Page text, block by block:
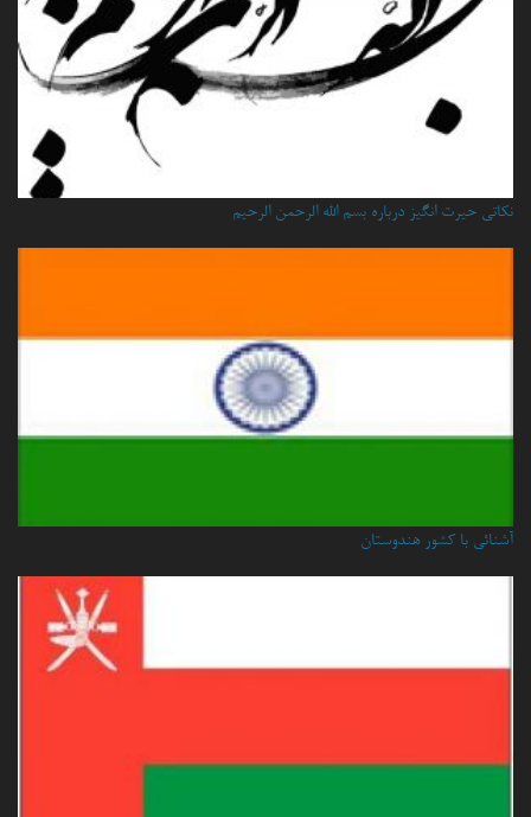
نكاتي حيرت انگيز درباره بسم الله الرحمن الرحيم
آشنائی با کشور هندوستان